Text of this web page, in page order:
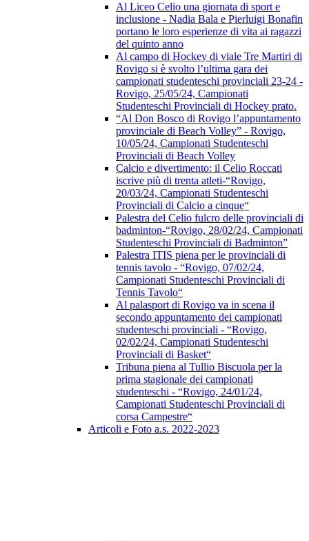
Al Liceo Celio una giornata di sport e
inclusione - Nadia Bala e Pierluigi Bonafin
portano le loro esperienze di vita ai ragazzi
del quinto anno
Al campo di Hockey di viale Tre Martiri di
Rovigo si è svolto l’ultima gara dei
campionati studenteschi provinciali 23-24 -
Rovigo, 25/05/24, Campionati
Studenteschi Provinciali di Hockey prato.
“Al Don Bosco di Rovigo l’appuntamento
provinciale di Beach Volley” - Rovigo,
10/05/24, Campionati Studenteschi
Provinciali di Beach Volley
Calcio e divertimento: il Celio Roccati
iscrive più di trenta atleti-“Rovigo,
20/03/24, Campionati Studenteschi
Provinciali di Calcio a cinque“
Palestra del Celio fulcro delle provinciali di
badminton-“Rovigo, 28/02/24, Campionati
Studenteschi Provinciali di Badminton”
Palestra ITIS piena per le provinciali di
tennis tavolo - “Rovigo, 07/02/24,
Campionati Studenteschi Provinciali di
Tennis Tavolo“
Al palasport di Rovigo va in scena il
secondo appuntamento dei campionati
studenteschi provinciali - “Rovigo,
02/02/24, Campionati Studenteschi
Provinciali di Basket“
Tribuna piena al Tullio Biscuola per la
prima stagionale dei campionati
studenteschi - “Rovigo, 24/01/24,
Campionati Studenteschi Provinciali di
corsa Campestre“
Articoli e Foto a.s. 2022-2023